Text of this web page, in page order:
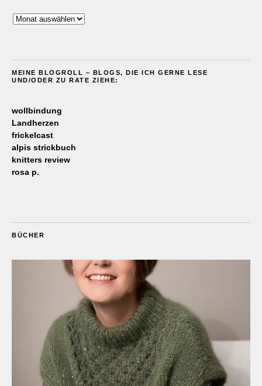
Archiv
MEINE BLOGROLL – BLOGS, DIE ICH GERNE LESE
UND/ODER ZU RATE ZIEHE:
wollbindung
Landherzen
frickelcast
alpis strickbuch
knitters review
rosa p.
BÜCHER